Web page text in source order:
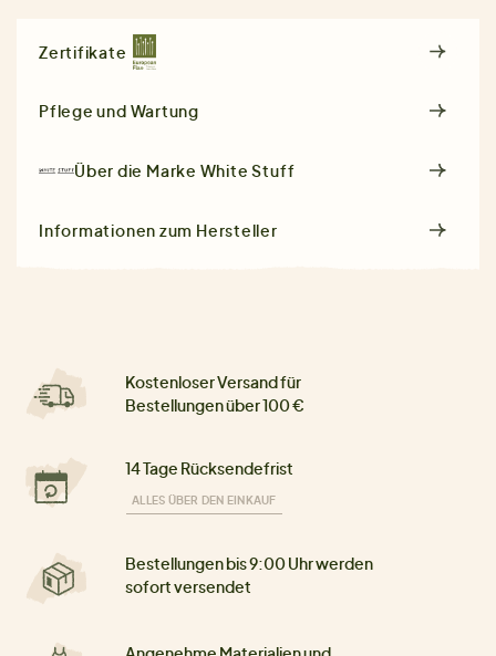
Zertifikate
Pflege und Wartung
Über die Marke White Stuff
Informationen zum Hersteller
Kostenloser Versand für
Bestellungen über 100 €
14 Tage Rücksendefrist
ALLES ÜBER DEN EINKAUF
Bestellungen bis 9:00 Uhr werden
sofort versendet